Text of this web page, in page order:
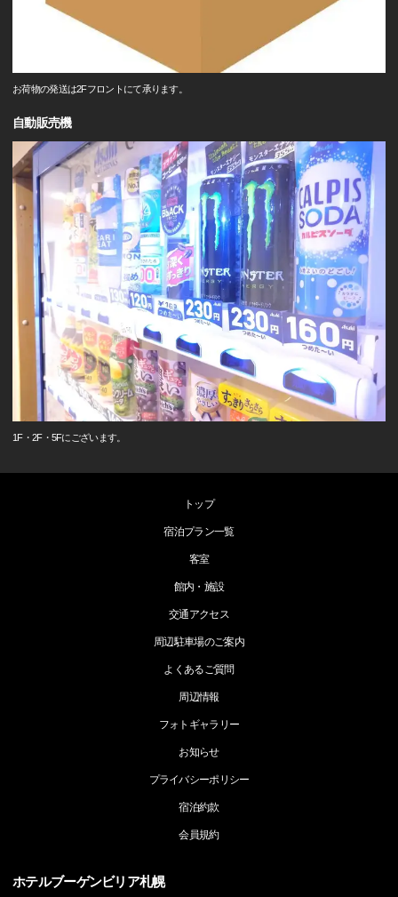
お荷物の発送は2Fフロントにて承ります。
自動販売機
1F・2F・5Fにございます。
トップ
宿泊プラン一覧
客室
館内・施設
交通アクセス
周辺駐車場のご案内
よくあるご質問
周辺情報
フォトギャラリー
お知らせ
プライバシーポリシー
宿泊約款
会員規約
ホテルブーゲンビリア札幌